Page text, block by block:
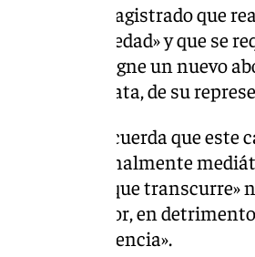
insta al magistrado que
la mayor brevedad» y que se
24 horas designe un nuevo
forma inmediata, de su
su defensa recuerda que
excepcionalmente
que cada día que
instructor, en
de inocencia».